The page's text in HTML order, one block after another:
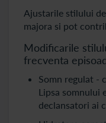
Ajustarile stilului
majora si pot
Modificarile
frecventa
Somn regulat -
Lipsa somnului
declansatori ai